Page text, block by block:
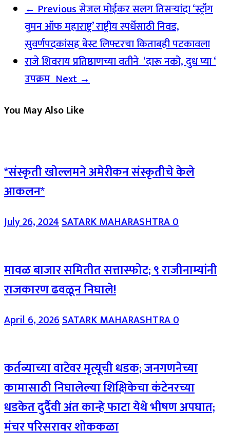
← Previousसेजल मोईकर सलग तिसऱ्यांदा ‘स्ट्रॉंग
वुमन ऑफ महाराष्ट्र’ राष्ट्रीय स्पर्धेसाठी निवड,
सुवर्णपदकांसह बेस्ट लिफ्टरचा किताबही पटकावला
राजे शिवराय प्रतिष्ठाणच्या वतीने ‘दारू नको, दुध प्या ‘
उपक्रमNext →
You May Also Like
*संस्कृती खोल्लमने अमेरीकन संस्कृतीचे केले
आकलन*
July 26, 2024SATARK MAHARASHTRA0
मावळ बाजार समितीत सत्तास्फोट; ९ राजीनाम्यांनी
राजकारण ढवळून निघाले!
April 6, 2026SATARK MAHARASHTRA0
कर्तव्याच्या वाटेवर मृत्यूची धडक; जनगणनेच्या
कामासाठी निघालेल्या शिक्षिकेचा कंटेनरच्या
धडकेत दुर्दैवी अंत कान्हे फाटा येथे भीषण अपघात;
मंचर परिसरावर शोककळा